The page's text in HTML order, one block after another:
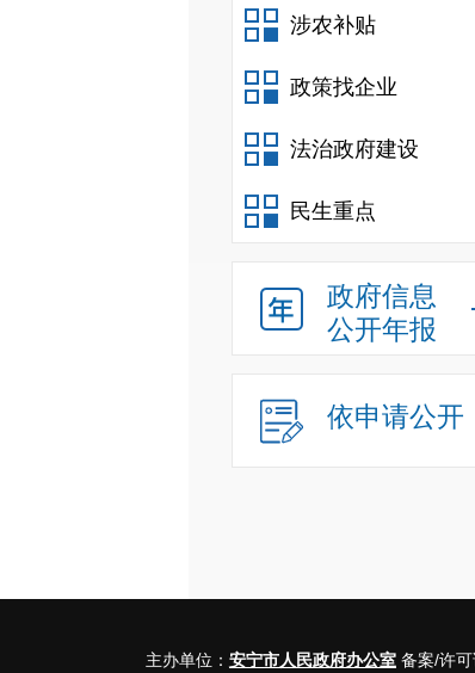
涉农补贴
政策找企业
法治政府建设
民生重点
政府信息
公开年报
依申请公开
主办单位： 安宁市人民政府办公室 备案/许可